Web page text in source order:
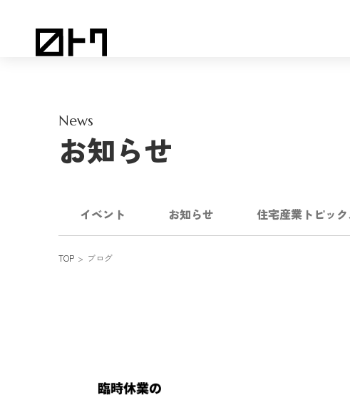
News
お知らせ
イベント お知らせ 住宅産業トピッ
TOP ブログ